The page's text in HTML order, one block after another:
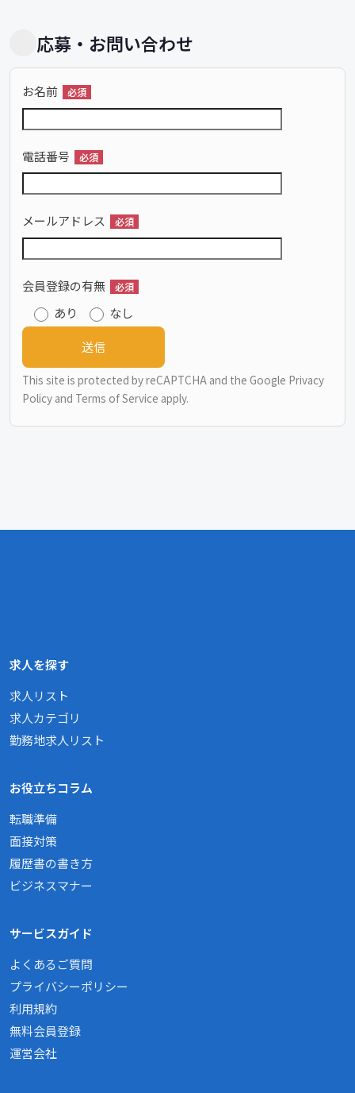
応募・お問い合わせ
お名前 必須
電話番号 必須
メールアドレス 必須
会員登録の有無 必須
あり なし
This site is protected by reCAPTCHA and the Google Privacy
Policy and Terms of Service apply.
求人を探す
求人リスト
求人カテゴリ
勤務地求人リスト
お役立ちコラム
転職準備
面接対策
履歴書の書き方
ビジネスマナー
サービスガイド
よくあるご質問
プライバシーポリシー
利用規約
無料会員登録
運営会社